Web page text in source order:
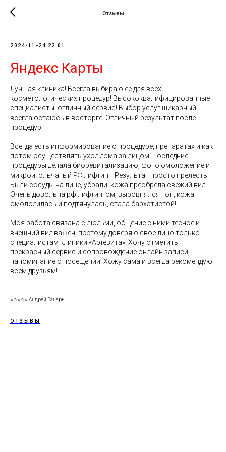
Отзывы
2024-11-24 22:01
Яндекс Карты
Лучшая клиника! Всегда выбираю ее для всех
косметологических процедур! Высококвалифицированные
специалисты, отличный сервис! Выбор услуг шикарный,
всегда остаюсь в восторге! Отличный результат после
процедур!
Всегда есть информирование о процедуре, препаратах и как
потом осуществлять уход дома за лицом! Последние
процедуры делала биоревитализацию, фото омоложение и
микроигольчатый РФ лифтинг! Результат просто прелесть.
Были сосуды на лице, убрали, кожа преобрела свежий вид!
Очень довольна рф лифтингом, выровнялся тон, кожа
омолодилась и подтянулась, стала бархатистой!
Моя работа связана с людьми, общение с ними тесное и
внешний вид важен, поэтому доверяю свое лицо только
специалистам клиники «Артевита»! Хочу отметить
прекрасный сервис и сопровождение онлайн записи,
напоминание о посещении! Хожу сама и всегда рекомендую
всем друзьям!
⭐️⭐️⭐️⭐️⭐️ Андрей Банарь
ОТЗЫВЫ